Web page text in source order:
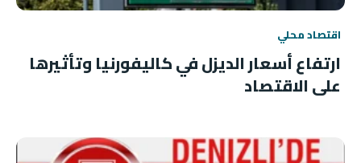
اقتصاد محلي
ارتفاع أسعار الديزل في كاليفورنيا وتأثيرها
على الاقتصاد